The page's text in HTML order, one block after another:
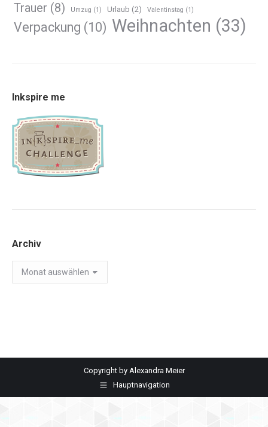
Trauer (8) Umzug (1) Urlaub (2) Valentinstag (1)
Verpackung (10) Weihnachten (33)
Inkspire me
Archiv
Archiv
Copyright by Alexandra Meier
Hauptnavigation